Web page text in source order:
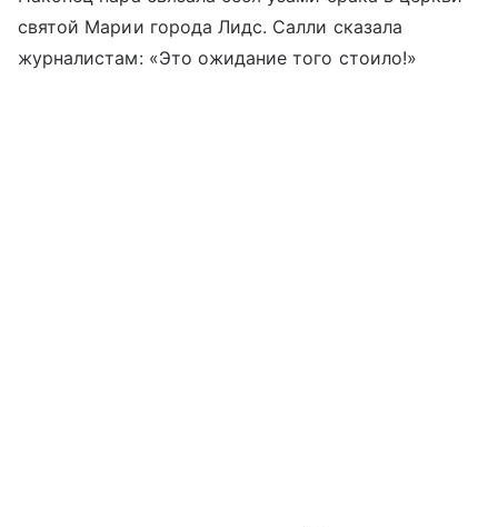
святой Марии города Лидс. Салли сказала
журналистам: «Это ожидание того стоило!»